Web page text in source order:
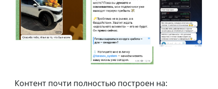
Контент почти полностью построен на: